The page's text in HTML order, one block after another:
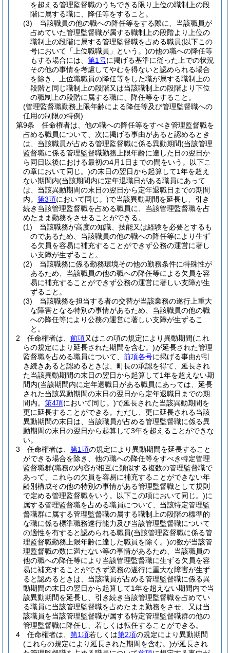
を超える管理監督職のうちできる限り上位の職制上の段
階に属する職に、降任等をすること。
(3)
当該職員の他の職への降任等をする際に、当該職員が
占めていた管理監督職が属する職制上の段階より上位の
職制上の段階に属する管理監督職を占める職員(以下この
号において「上位職職員」という。)の他の職への降任等
もする場合には、 第1号に掲げる基準に従った上での状況
その他の事情を考慮してやむを得ないと認められる場合
を除き、上位職職員の降任等をした職が属する職制上の
段階と同じ職制上の段階又は当該職制上の段階より下位
の職制上の段階に属する職に、降任等をすること。
(管理監督職勤務上限年齢による降任等及び管理監督職への
任用の制限の特例)
第9条
任命権者は、他の職への降任等をすべき管理監督職を
占める職員について、次に掲げる事由があると認めるとき
は、当該職員が占める管理監督職に係る異動期間(当該管理
監督職に係る管理監督職勤務上限年齢に達した日の翌日か
ら同日以後における最初の4月1日までの間をいう。以下こ
の章において同じ。)の末日の翌日から起算して1年を超え
ない期間内(当該期間内に定年退職日がある職員にあって
は、当該異動期間の末日の翌日から定年退職日までの期間
内。 第3項において同じ。)で当該異動期間を延長し、引き
続き当該管理監督職を占める職員に、当該管理監督職を占
めたまま勤務をさせることができる。
(1)
当該職務が高度の知識、技能又は経験を必要とするも
のであるため、当該職員の他の職への降任等により生ず
る欠員を容易に補充することができず公務の運営に著し
い支障が生ずること。
(2)
当該職務に係る勤務環境その他の勤務条件に特殊性が
あるため、当該職員の他の職への降任等による欠員を容
易に補充することができず公務の運営に著しい支障が生
ずること。
(3)
当該職務を担当する者の交替が当該業務の遂行上重大
な障害となる特別の事情があるため、当該職員の他の職
への降任等により公務の運営に著しい支障が生ずるこ
と。
2
任命権者は、 前項又はこの項の規定により異動期間(これ
らの規定により延長された期間を含む。)が延長された管理
監督職を占める職員について、 前項各号に掲げる事由が引
き続きあると認めるときは、町長の承認を得て、延長され
た当該異動期間の末日の翌日から起算して1年を超えない期
間内(当該期間内に定年退職日がある職員にあっては、延長
された当該異動期間の末日の翌日から定年退職日までの期
間内。 第4項において同じ。)で延長された当該異動期間を
更に延長することができる。 ただし、更に延長される当該
異動期間の末日は、当該職員が占める管理監督職に係る異
動期間の末日の翌日から起算して3年を超えることができな
い。
3
任命権者は、 第1項の規定により異動期間を延長すること
ができる場合を除き、他の職への降任等をすべき特定管理
監督職群(職務の内容が相互に類似する複数の管理監督職で
あって、これらの欠員を容易に補充することができない年
齢別構成その他の特別の事情がある管理監督職として規則
で定める管理監督職をいう。以下この項において同じ。)に
属する管理監督職を占める職員について、当該特定管理監
督職群に属する管理監督職の属する職制上の段階の標準的
な職に係る標準職務遂行能力及び当該管理監督職について
の適性を有すると認められる職員(当該管理監督職に係る管
理監督職勤務上限年齢に達した職員を除く。)の数が当該管
理監督職の数に満たない等の事情があるため、当該職員の
他の職への降任等により当該管理監督職に生ずる欠員を容
易に補充することができず業務の遂行に重大な障害が生ず
ると認めるときは、当該職員が占める管理監督職に係る異
動期間の末日の翌日から起算して1年を超えない期間内で当
該異動期間を延長し、引き続き当該管理監督職を占めてい
る職員に当該管理監督職を占めたまま勤務をさせ、又は当
該職員を当該管理監督職が属する特定管理監督職群の他の
管理監督職に降任し、若しくは転任することができる。
4
任命権者は、 第1項若しくは第2項の規定により異動期間
(これらの規定により延長された期間を含む。)が延長され